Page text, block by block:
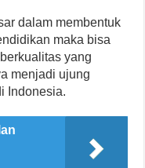
dalam membentuk
maka bisa
yang
menjadi ujung
Indonesia.